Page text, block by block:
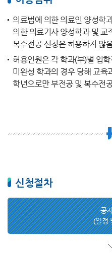
의료법에 의한 의료인 양성학
의한 의료기사 양성학과 및 교
복수전공 신청은 허용하지 않
허용인원은 각 학과(부)별 입
미완성 학과의 경우 당해 교육
학년으로만 부전공 및 복수전
신청절차
공
(일정